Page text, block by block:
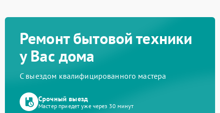
Ремонт бытовой техники
у Вас дома
С выездом квалифицированного мастера
Срочный выезд
Мастер приедет уже через 30 минут